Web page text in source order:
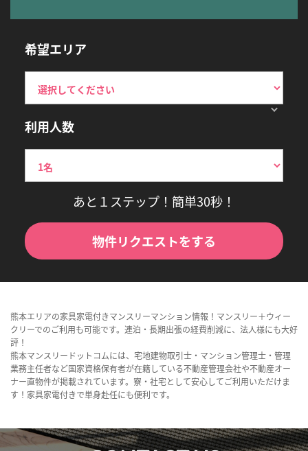
希望エリア
利用人数
あと１ステップ！簡単30秒！
物件リクエストをする
熊本エリアの家具家電付きマンスリーマンション情報！マンスリー＋ウィー
クリーでのご利用も可能です。連泊・長期出張の経費削減に、法人様にも大好
評！
熊本マンスリードットコムには、宅地建物取引士・マンション管理士・管理
業務主任者など国家資格保有者が在籍している不動産管理会社や不動産オー
ナー直物件が掲載されています。寮・社宅として安心してご利用いただけま
す！家具家電付きで単身赴任にも便利です。